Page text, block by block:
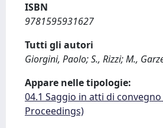
ISBN
9781595931627
Tutti gli autori
Giorgini, Paolo; S., Rizzi; M.,
Appare nelle tipologie:
04.1 Saggio in atti di
Proceedings)